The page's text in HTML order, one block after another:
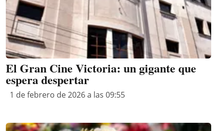
El Gran Cine Victoria: un gigante que
espera despertar
1 de febrero de 2026 a las 09:55